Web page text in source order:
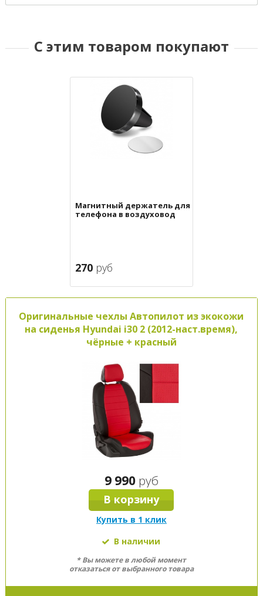
С этим товаром покупают
Магнитный держатель для
телефона в воздуховод
270 руб
Оригинальные чехлы Автопилот из экокожи
на сиденья Hyundai i30 2 (2012-наст.время),
чёрные + красный
9 990 руб
В корзину
Купить в 1 клик
В наличии
* Вы можете в любой момент
отказаться от выбранного товара